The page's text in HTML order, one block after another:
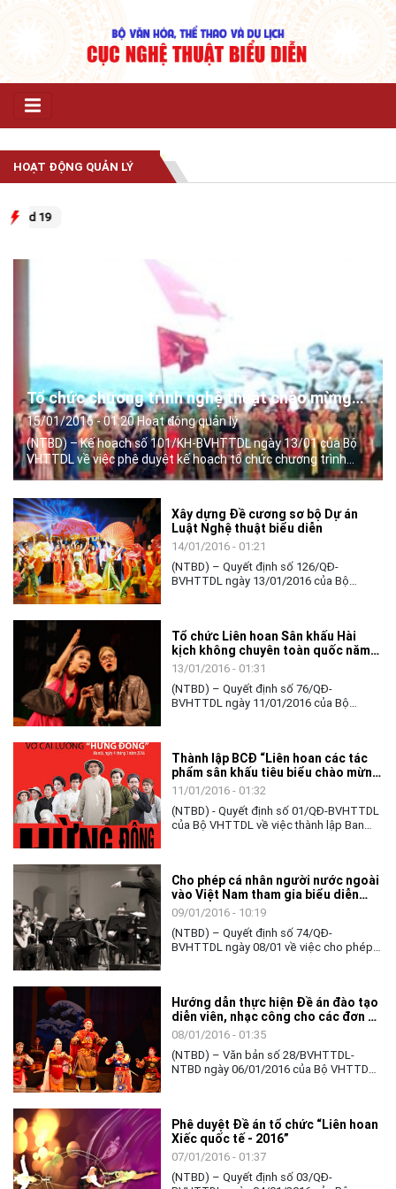
HOẠT ĐỘNG QUẢN LÝ
19
Tổ chức chương trình nghệ thuật chào mừng
và Dạ hội chào mừng thành công Đại hội đại
biểu toàn quốc lần thứ XII của Đảng
15/01/2016 - 01:20 Hoạt động quản lý
(NTBD) – Kế hoạch số 101/KH-BVHTTDL ngày 13/01 của Bộ
VHTTDL về việc phê duyệt kế hoạch tổ chức chương trình
nghệ thuật chào mừng và Dạ hội chào mừng than công Đại
Xây dựng Đề cương sơ bộ Dự án
Luật Nghệ thuật biểu diễn
14/01/2016 - 01:21
(NTBD) – Quyết định số 126/QĐ-
BVHTTDL ngày 13/01/2016 của Bộ
Tổ chức Liên hoan Sân khấu Hài
kịch không chuyên toàn quốc năm
2016
13/01/2016 - 01:31
(NTBD) – Quyết định số 76/QĐ-
BVHTTDL ngày 11/01/2016 của Bộ
Thành lập BCĐ “Liên hoan các tác
phẩm sân khấu tiêu biểu chào mừng
Đại hội Đại biểu toàn quốc lần thứ
XII của Đảng Cộng sản Việt Nam”
11/01/2016 - 01:32
(NTBD) - Quyết định số 01/QĐ-BVHTTDL
của Bộ VHTTDL về việc thành lập Ban
Cộng sản Việt Nam”.
Cho phép cá nhân người nước ngoài
vào Việt Nam tham gia biểu diễn
nghệ thuật
09/01/2016 - 10:19
(NTBD) – Quyết định số 74/QĐ-
BVHTTDL ngày 08/01 về việc cho phép
Hướng dẫn thực hiện Đề án đào tạo
diễn viên, nhạc công cho các đơn vị
nghệ thuật Tuồng, Chèo, Cải lương
và Dân ca kịch chuyên nghiệp trong
cả nước giai đoạn 2016 – 2020
08/01/2016 - 01:35
(NTBD) – Văn bản số 28/BVHTTDL-
NTBD ngày 06/01/2016 của Bộ VHTTDL
đào tạo diễn viên, nhạc công cho các
đơn vị nghệ thuật Tuồng, Chèo, Cải
lương và Dân ca kịch chuyên nghiệp
trong cả nước giai đoạn 2016 – 2020.
Phê duyệt Đề án tổ chức “Liên hoan
Xiếc quốc tế - 2016”
07/01/2016 - 01:37
(NTBD) – Quyết định số 03/QĐ-